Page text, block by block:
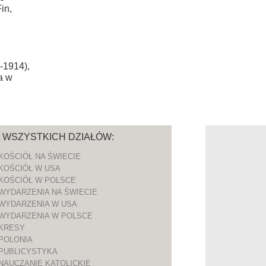
1914),
w
WSZYSTKICH DZIAŁÓW:
KOŚCIÓŁ NA ŚWIECIE
KOŚCIÓŁ W USA
KOŚCIÓŁ W POLSCE
NA ŚWIECIE
W USA
W POLSCE
KRESY
POLONIA
PUBLICYSTYKA
NAUCZANIE KATOLICKIE